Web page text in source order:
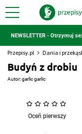
NEWSLETTER - Otrzymuj
Przepisy.pl Dania i
Budyń z drobiu
Autor:garlic garlic
Oceń pierwszy